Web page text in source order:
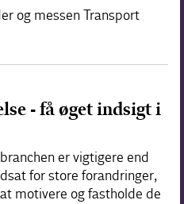
og messen Transport
- få øget indsigt i
er vigtigere end
for store forandringer,
motivere og fastholde de